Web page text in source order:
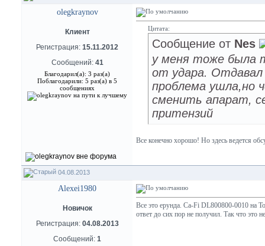
olegkraynov
Клиент
Регистрация: 15.11.2012
Сообщений: 41
Благодарил(а): 3 раз(а)
Поблагодарили: 5 раз(а) в 5
сообщениях
Цитата:
Сообщение от Nes
у меня тоже была
от удара. Отдавал
проблема ушла,но
сменить апарат,
притензий
Все конечно хорошо! Но здесь ведется
04.08.2013
Alexei1980
Новичок
Регистрация: 04.08.2013
Сообщений: 1
Все это ерунда. Ca-Fi DL800800-0010 на
ответ до сих пор не получил. Так что это